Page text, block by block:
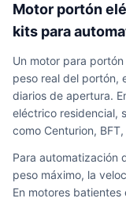
Motor portón
kits para
Un motor para
peso real del portón,
diarios de apertura.
eléctrico residencial,
como Centurion, BFT,
Para automatización
peso máximo, la
En motores